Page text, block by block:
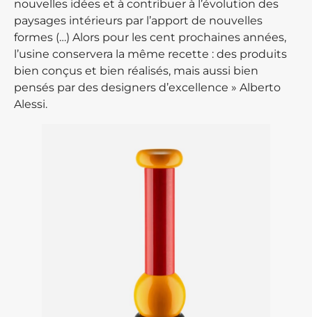
nouvelles idées et à contribuer à l’évolution des
paysages intérieurs par l’apport de nouvelles
formes (…) Alors pour les cent prochaines années,
l’usine conservera la même recette : des produits
bien conçus et bien réalisés, mais aussi bien
pensés par des designers d’excellence » Alberto
Alessi.